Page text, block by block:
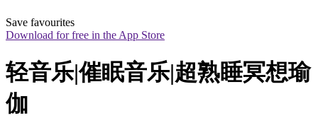
Save favourites
Download for free in the App Store
轻音乐|催眠音乐|超熟睡冥想瑜
伽